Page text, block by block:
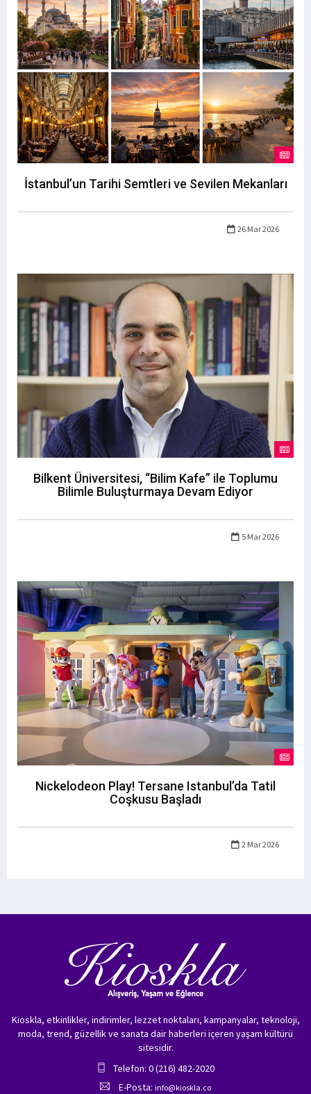
İstanbul’un Tarihi Semtleri ve Sevilen Mekanları
26 Mar 2026
Bilkent Üniversitesi, “Bilim Kafe” ile Toplumu
Bilimle Buluşturmaya Devam Ediyor
5 Mar 2026
Nickelodeon Play! Tersane Istanbul’da Tatil
Coşkusu Başladı
2 Mar 2026
Kioskla, etkinlikler, indirimler, lezzet noktaları, kampanyalar, teknoloji,
moda, trend, güzellik ve sanata dair haberleri içeren yaşam kültürü
sitesidir.
Telefon: 0 (216) 482-2020
E-Posta: info@kioskla.co